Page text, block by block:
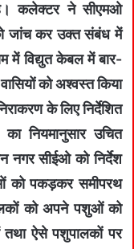
है। कलेक्टर ने सीएमओ
जांच कर उक्त संबंध में
में विद्युत केबल में बार-
को अश्वस्त किया
के लिए निर्देशित
नियमानुसार उचित
नगर सीईओ को निर्देश
को पकड़कर समीपरथ
को अपने पशुओं को
ऐसे पशुपालकों पर